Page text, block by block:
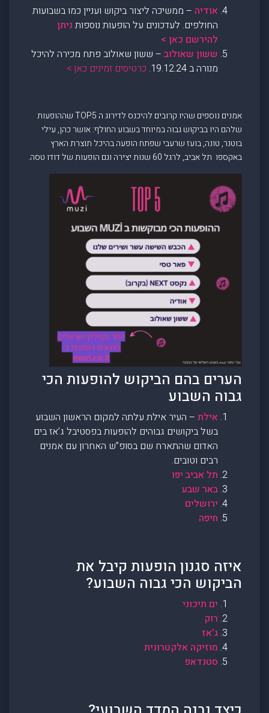
אודיה – ממשיכה ליצור ביקוש ועניין כמו בשבועות
החולפים. לעדכונים על הופעות נוספות ניתן
להירשם כאן >
ששון שאולוב – ששון שאולוב פתח מכירה להיכל
מנורה ב 19.12.24.
כרטיסים זמינים כאן >
אמנים נוספים שהיו קרובים להיכנס לדירוג ה TOP5 שההופעות
שלהם היו בביקוש גבוה במיוחד בשבוע החולף: אושר כהן, עילי
בוטנר, טונה, בועז שרעבי שפתח הופעה בהיכל תוצרת הארץ
באקספו תל אביב, לרגל 60 שנות יצירה וגם הופעות של דודו טסה.
הערים בהם הביקוש להופעות הכי
גבוה השבוע
אילת – העיר אילת עלתה למקום הראשון השבוע
בשל ביקושים גבוהים להופעות בפסטיבל ג’אז בים
האדום שהתארח שם בסופ”ש האחרון עם אמנים
רבים וטובים.
תל אביב יפו
באר שבע
ירושלים
חיפה
איזה סגנון הופעות קיבל את
הביקוש הכי גבוה השבוע?
ים תיכוני
רוק
ג’אז
מוזיקה אלקטרונית
סטנדאפ